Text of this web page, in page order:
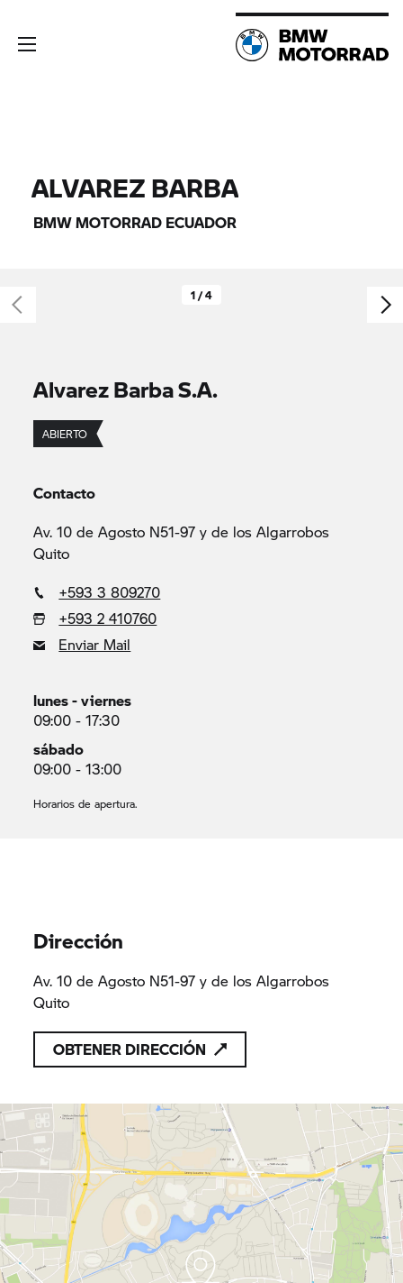
ALVAREZ BARBA
BMW MOTORRAD ECUADOR
1 / 4
Alvarez Barba S.A.
ABIERTO
Contacto
Av. 10 de Agosto N51-97 y de los Algarrobos
Quito
+593 3 809270
+593 2 410760
Enviar Mail
lunes - viernes
09:00 - 17:30
sábado
09:00 - 13:00
Horarios de apertura.
Dirección
Av. 10 de Agosto N51-97 y de los Algarrobos
Quito
OBTENER DIRECCIÓN